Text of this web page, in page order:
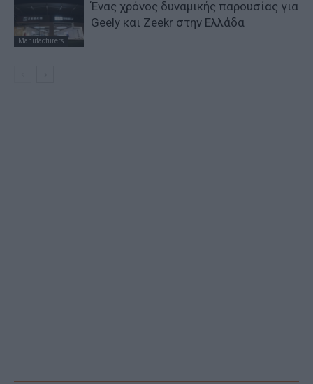
Manufacturers
Ένας χρόνος δυναμικής παρουσίας για
Geely και Zeekr στην Ελλάδα